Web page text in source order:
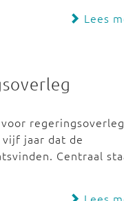
Lees
regeringsoverleg
jaar dat de
Centraal